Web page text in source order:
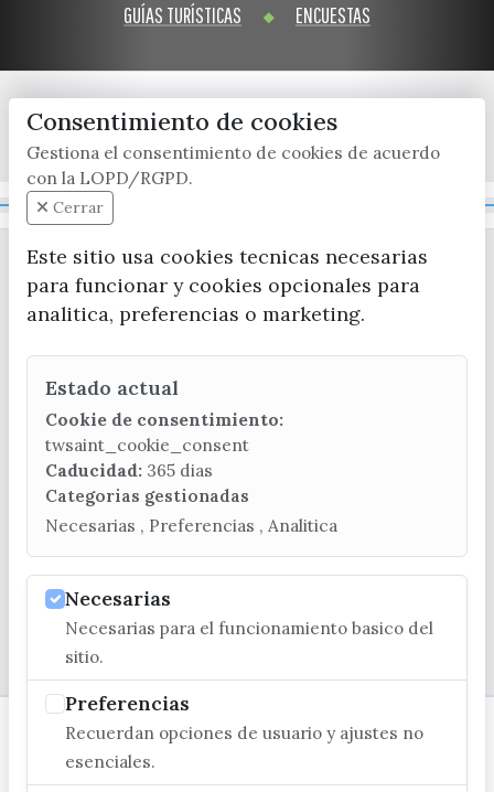
GUÍAS TURÍSTICAS ENCUESTAS
x / twitter facebook youtube instagram
CONTACTA CON LA OFICINA DE TURISMO
(+34) 952 541 104
turismo@velezmalaga.es
C/ Poniente, 2. CP 29740 - Torre del Mar
Consentimiento de cookies
Gestiona el consentimiento de cookies de acuerdo
con la LOPD/RGPD.
Cerrar
Este sitio usa cookies tecnicas necesarias
para funcionar y cookies opcionales para
analitica, preferencias o marketing.
Estado actual
Cookie de consentimiento:
twsaint_cookie_consent
Caducidad: 365 dias
Categorias gestionadas
Necesarias , Preferencias , Analitica
Necesarias
Necesarias para el funcionamiento basico del
sitio.
Preferencias
Recuerdan opciones de usuario y ajustes no
esenciales.